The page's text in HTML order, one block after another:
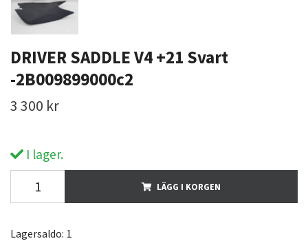
DRIVER SADDLE V4 +21 Svart
-2B009899000c2
3 300 kr
I lager.
LÄGG I KORGEN
Lagersaldo: 1